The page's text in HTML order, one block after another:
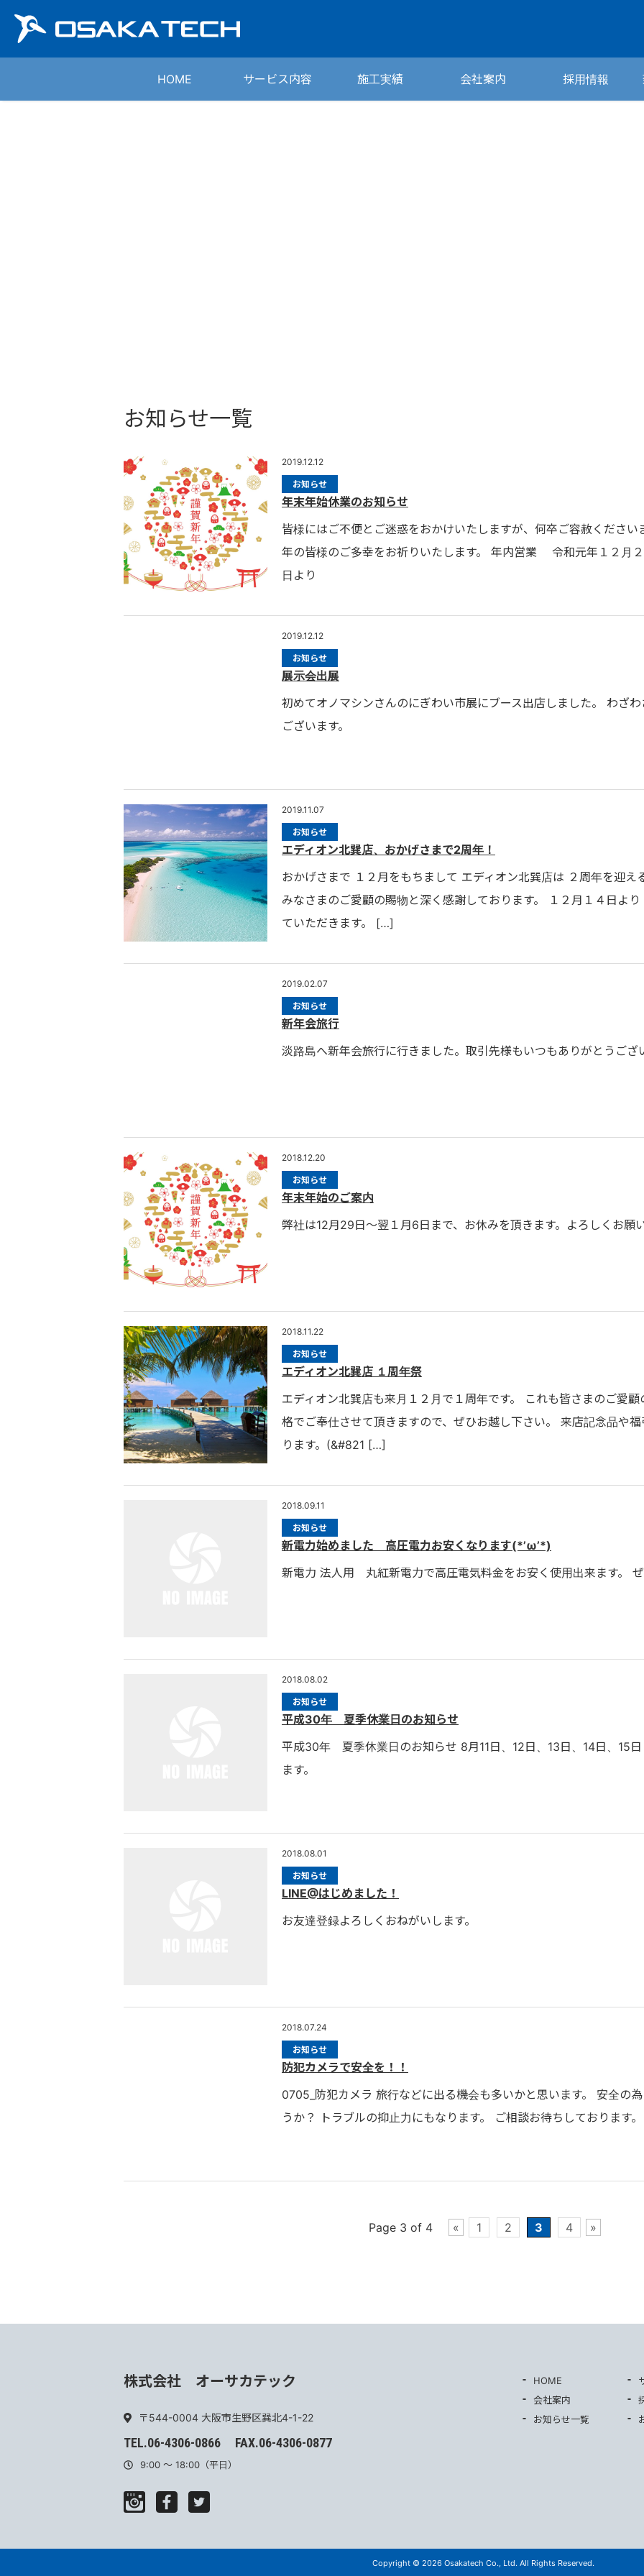
HOME サービス内容 施工実績 会社案内 採用情報
お知らせ一覧
2019.12.12
お知らせ
年末年始休業のお知らせ
皆様にはご不便とご迷惑をおかけいたしますが、何卒ご容赦くださ
年の皆様のご多幸をお祈りいたします。 年内営業 令和元年１２
日より
2019.12.12
お知らせ
展示会出展
初めてオノマシンさんのにぎわい市展にブース出店しました。 わざ
ございます。
2019.11.07
お知らせ
エディオン北巽店、おかげさまで2周年！
おかげさまで １２月をもちまして エディオン北巽店は ２周年を迎え
みなさまのご愛顧の賜物と深く感謝しております。 １２月１４日よ
ていただきます。 […]
2019.02.07
お知らせ
新年会旅行
淡路島へ新年会旅行に行きました。取引先様もいつもありがとうござ
2018.12.20
お知らせ
年末年始のご案内
弊社は12月29日～翌１月6日まで、お休みを頂きます。よろしくお願い
2018.11.22
お知らせ
エディオン北巽店 １周年祭
エディオン北巽店も来月１２月で１周年です。 これも皆さまのご愛
格でご奉仕させて頂きますので、ぜひお越し下さい。 来店記念品や
ります。(&#821 […]
2018.09.11
お知らせ
新電力始めました 高圧電力お安くなります(*’ω’*)
新電力 法人用 丸紅新電力で高圧電気料金をお安く使用出来ます。
2018.08.02
お知らせ
平成30年 夏季休業日のお知らせ
平成30年 夏季休業日のお知らせ 8月11日、12日、13日、14日、15
ます。
2018.08.01
お知らせ
LINE@はじめました！
お友達登録よろしくおねがいします。
2018.07.24
お知らせ
防犯カメラで安全を！！
0705_防犯カメラ 旅行などに出る機会も多いかと思います。 安全の
うか？ トラブルの抑止力にもなります。 ご相談お待ちしております。
Page 3 of 4 « 1 2 3 4 »
株式会社 オーサカテック
〒544-0004 大阪市生野区巽北4-1-22
TEL.06-4306-0866 FAX.06-4306-0877
9:00 ～ 18:00（平日）
HOME
会社案内
お知らせ一覧
Copyright © 2026 Osakatech Co., Ltd. All Rights Reserved.